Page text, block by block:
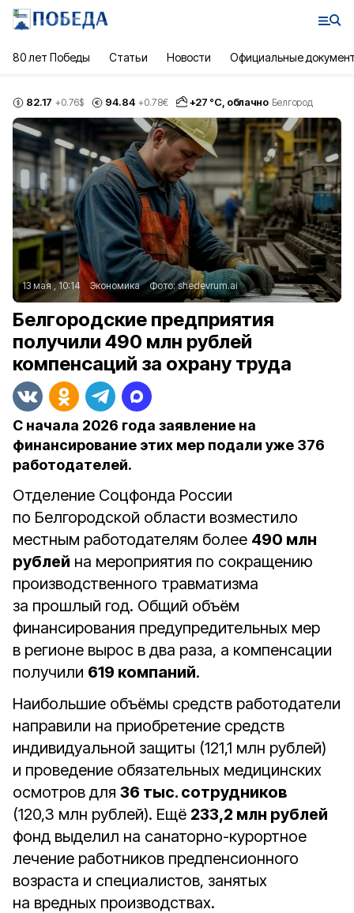
80 лет Победы Статьи Новости Официальные
82.17 +0.76$ 94.84 +0.78€ +27 °С, облачно Белгород
13 мая , 10:14 Экономика Фото:shedevrum.ai
Белгородские предприятия
получили 490 млн рублей
компенсаций за охрану труда
С начала 2026 года заявление на
финансирование этих мер подали уже 376
работодателей.
Отделение Соцфонда России
по Белгородской области возместило
местным работодателям более 490 млн
рублей на мероприятия по сокращению
производственного травматизма
за прошлый год. Общий объём
финансирования предупредительных мер
в регионе вырос в два раза, а компенсации
получили 619 компаний.
Наибольшие объёмы средств работодатели
направили на приобретение средств
индивидуальной защиты (121,1 млн рублей)
и проведение обязательных медицинских
осмотров для 36 тыс. сотрудников
(120,3 млн рублей). Ещё 233,2 млн рублей
фонд выделил на санаторно-курортное
лечение работников предпенсионного
возраста и специалистов, занятых
на вредных производствах.